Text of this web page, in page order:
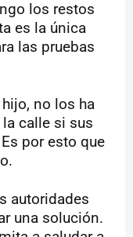
los restos
es la única
las pruebas
no los ha
calle si sus
por esto que
autoridades
una solución.